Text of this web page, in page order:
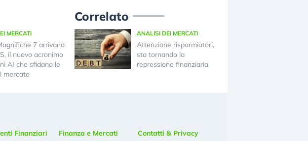
MERCATI
7 arrivano
il nuovo acronimo
AI che sfidano le
mercato
Correlato
ANALISI DEI MERCATI
Attenzione risparmiatori,
sta tornando la
repressione finanziaria
Finanziari Finanza e Mercati Contatti & Privacy